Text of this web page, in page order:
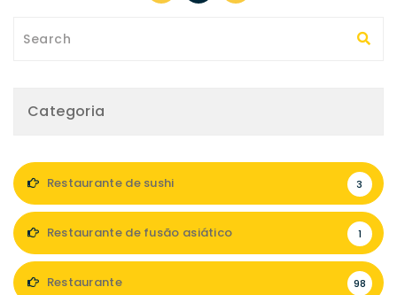
Categoria
Restaurante de sushi 3
Restaurante de fusão asiático 1
Restaurante 98